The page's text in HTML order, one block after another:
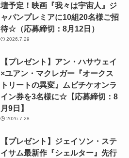
壇予定！映画『我々は宇宙人』ジ
ャパンプレミアに10組20名様ご招
待☆（応募締切：8月12日）
2026.7.29
【プレゼント】アン・ハサウェイ
×ユアン・マクレガー『オークス
トリートの異変』ムビチケオンラ
イン券を3名様に☆【応募締切：8
月9日】
2026.7.28
【プレゼント】ジェイソン・ステ
イサム最新作『シェルター』先行